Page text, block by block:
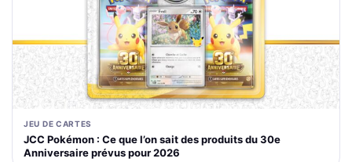
JEU DE CARTES
JCC Pokémon : Ce que l’on sait des produits du 30e
Anniversaire prévus pour 2026